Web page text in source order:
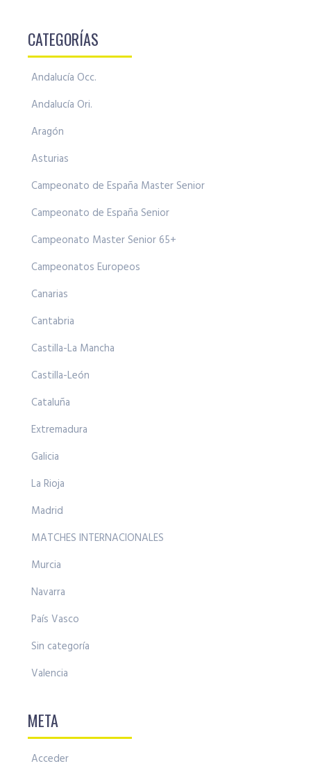
CATEGORÍAS
Andalucía Occ.
Andalucía Ori.
Aragón
Asturias
Campeonato de España Master Senior
Campeonato de España Senior
Campeonato Master Senior 65+
Campeonatos Europeos
Canarias
Cantabria
Castilla-La Mancha
Castilla-León
Cataluña
Extremadura
Galicia
La Rioja
Madrid
MATCHES INTERNACIONALES
Murcia
Navarra
País Vasco
Sin categoría
Valencia
META
Acceder